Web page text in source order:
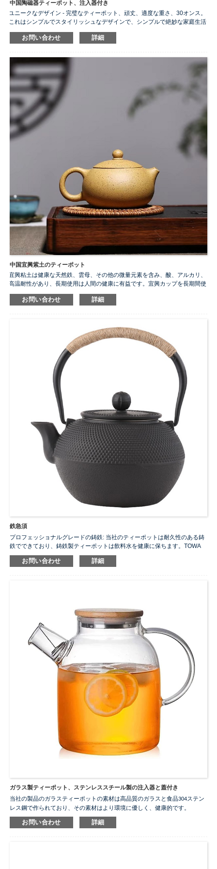
中国陶磁器ティーポット、注入器付き
ユニークなデザイン - 完璧なティーポット、頑丈、適度な重さ、30オンス。
これはシンプルでスタイリッシュなデザインで、シンプルで絶妙な家庭生活
のためのカラフルなティーポットで装飾されています。
まろやかなお茶 - ティーポットには、お茶を濾してお茶を淹れるのに役立つ
するのに役立ちます。
家族や友人とのティータイム - 3杯分なので1人または2人で飲むのに最適で
す。お茶を淹れるのにちょうどいいサイズです。アフタヌーンティーやティ
ーパーティーに最適です。
食器洗い機、電子レンジに安全 – 耐久性のある磁器、セラミック製。注意し
ていただきたいのは、これはやかんではないということです。鍋です。発熱
体の上に置かないでください。
...
お問い合わせ 詳細
中国宜興紫土のティーポット
宜興粘土は健康な天然鉄、雲母、その他の微量元素を含み、酸、アルカリ、
高温耐性があり、長期使用は人間の健康に有益です。宜興カップを長期間使
ースト」と呼ばれています。
お問い合わせ 詳細
鉄急須
プロフェッショナルグレードの鋳鉄: 当社のティーポットは耐久性のある鋳
鉄でできており、鋳鉄製ティーポットは飲料水を健康に保ちます。TOWA
鋳鉄製ティーポットは、水中の鉄イオンを放出し、塩化物イオンを吸収す
ることで水質を改善します。そのため、鋳鉄製のティーポットで沸騰させ
などを濾すのに使用できます。
便利なハンドル: 取り外し可能なハンドルは使いやすいように設計されてい
ます。ハンドルは麻縄で巻かれており、素朴でエレガントな見た目であり
ながら、火傷防止効果があります。
お問い合わせ 詳細
ガラス製ティーポット、ステンレススチール製の注入器と蓋付き
当社の製品のガラスティーポットの素材は高品質のガラスと食品304ステン
レス鋼で作られており、その素材はより環境に優しく、健康的です。
ガラス製ティーポットにはステンレス鋼のフィルターが含まれており、分
解して洗うのがより便利です。ティーポットのデザインは水の流れをスム
お問い合わせ 詳細